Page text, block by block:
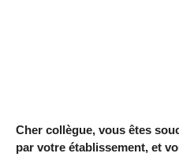
Cher collègue, vous êtes
par votre établissement, et